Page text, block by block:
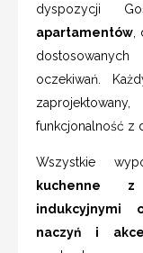
dyspozycji
apartamentów
oczekiwań.
funkcjonalność z
Wszystkie
kuchenne z
indukcyjnymi
naczyń i